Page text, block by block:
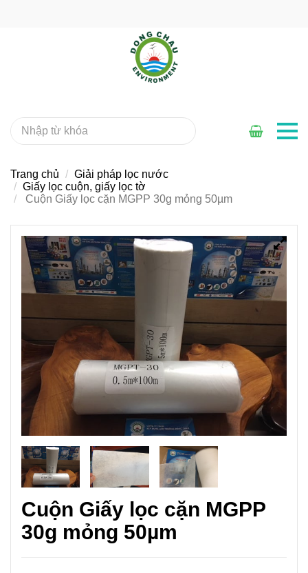
Cuộn Giấy lọc cặn MGPP
30g mỏng 50µm
Trang chủ
Giải pháp lọc nước
Giấy lọc cuộn, giấy lọc tờ
Cuộn Giấy lọc cặn MGPP 30g mỏng 50µm